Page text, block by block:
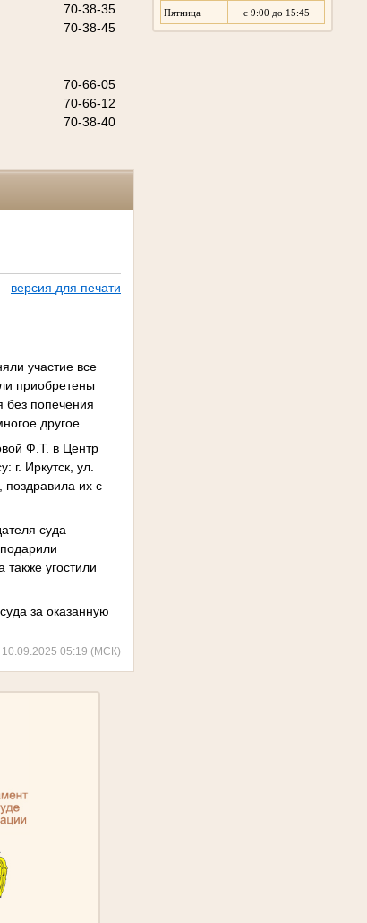
Пятница с 9:00 до 15:45
70-38-35
70-38-45
70-66-05
70-66-12
70-38-40
версия для печати
участие все
приобретены
без попечения
другое.
Ф.Т. в Центр
г. Иркутск, ул.
их с
суда
угостили
за оказанную
10.09.2025 05:19 (МСК)